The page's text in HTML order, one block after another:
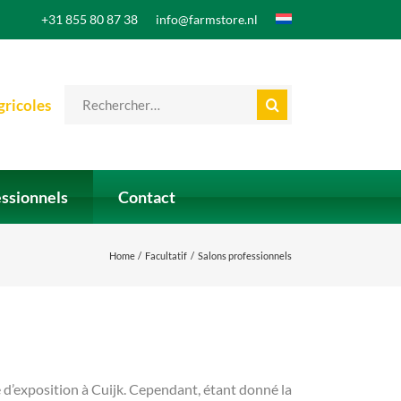
+31 855 80 87 38 info@farmstore.nl
Contact
Home Facultatif Salons professionnels
à Cuijk. Cependant, étant donné la